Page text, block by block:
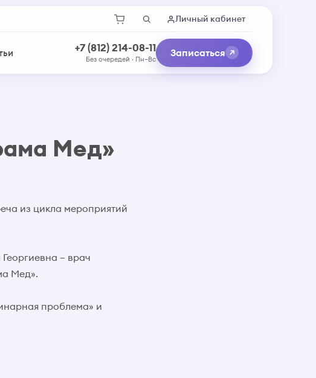
Личный кабинет
+7 (812) 214-08-11
Без очередей · Пн–Вс
Записаться
Мед»
из цикла мероприятий
– врач
Мед».
проблема» и